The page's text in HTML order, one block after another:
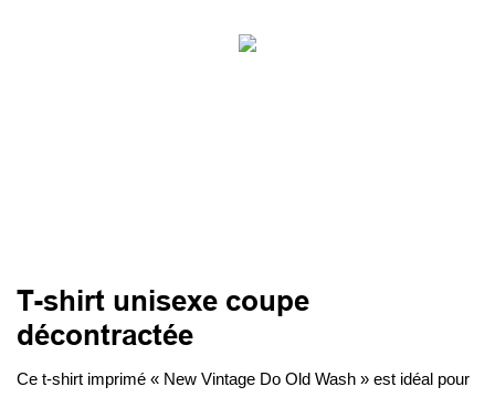
T-shirt unisexe coupe
décontractée
Ce t-shirt imprimé « New Vintage Do Old Wash » est idéal pour